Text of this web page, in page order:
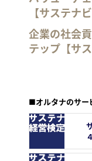
【サステナ
企業の社会
テップ【サ
■オルタナのサー